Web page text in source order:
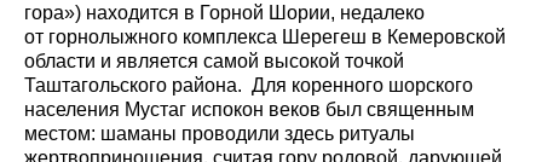
гора») находится в Горной Шории, недалеко
от горнолыжного комплекса Шерегеш в Кемеровской
области и является самой высокой точкой
Таштагольского района. Для коренного шорского
населения Мустаг испокон веков был священным
местом: шаманы проводили здесь ритуалы
жертвоприношения, считая гору родовой, дарующей